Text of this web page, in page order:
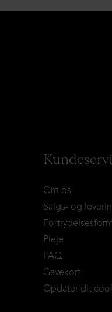
Om os
Salgs- og
Pleje
FAQ
Gavekort
Opdater dit